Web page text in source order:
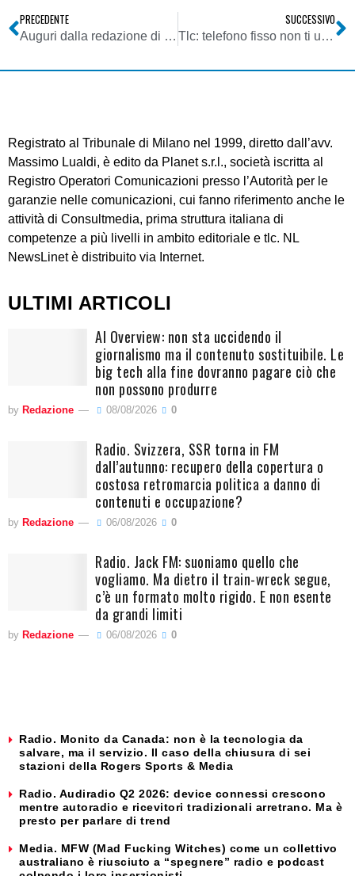
PRECEDENTE
Auguri dalla redazione di NL
SUCCESSIVO
Tlc: telefono fisso non ti uso più
Registrato al Tribunale di Milano nel 1999, diretto dall’avv.
Massimo Lualdi, è edito da Planet s.r.l., società iscritta al
Registro Operatori Comunicazioni presso l’Autorità per le
garanzie nelle comunicazioni, cui fanno riferimento anche le
attività di Consultmedia, prima struttura italiana di
competenze a più livelli in ambito editoriale e tlc. NL
NewsLinet è distribuito via Internet.
ULTIMI ARTICOLI
AI Overview: non sta uccidendo il
giornalismo ma il contenuto sostituibile. Le
big tech alla fine dovranno pagare ciò che
non possono produrre
by Redazione 08/08/2026 0
Radio. Svizzera, SSR torna in FM
dall’autunno: recupero della copertura o
costosa retromarcia politica a danno di
contenuti e occupazione?
by Redazione 06/08/2026 0
Radio. Jack FM: suoniamo quello che
vogliamo. Ma dietro il train-wreck segue,
c’è un formato molto rigido. E non esente
da grandi limiti
by Redazione 06/08/2026 0
Radio. Monito da Canada: non è la tecnologia da
salvare, ma il servizio. Il caso della chiusura di sei
stazioni della Rogers Sports & Media
Radio. Audiradio Q2 2026: device connessi crescono
mentre autoradio e ricevitori tradizionali arretrano. Ma è
presto per parlare di trend
Media. MFW (Mad Fucking Witches) come un collettivo
australiano è riusciuto a “spegnere” radio e podcast